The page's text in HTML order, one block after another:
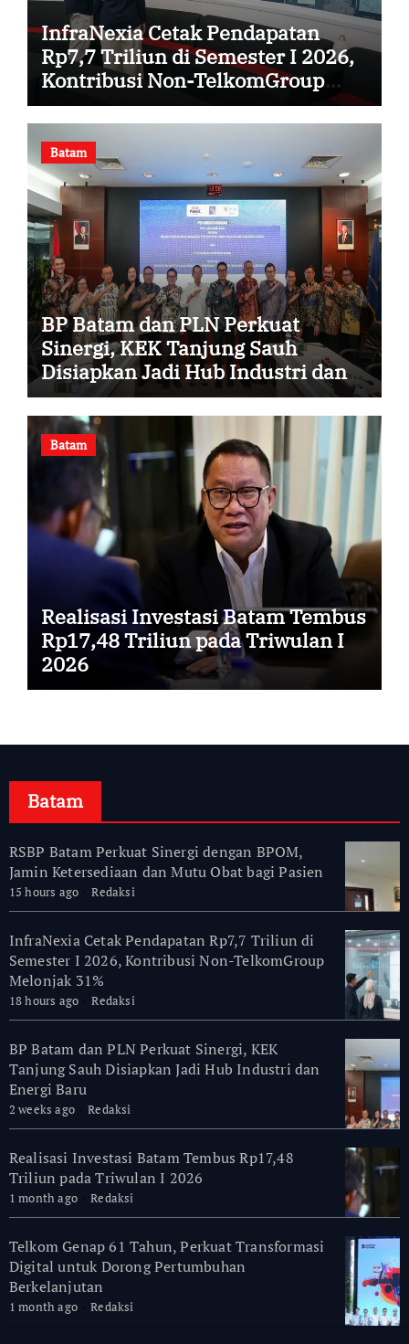
InfraNexia Cetak Pendapatan
Rp7,7 Triliun di Semester I 2026,
Kontribusi Non-TelkomGroup
Melonjak 31%
Batam
BP Batam dan PLN Perkuat
Sinergi, KEK Tanjung Sauh
Disiapkan Jadi Hub Industri dan
Energi Baru
Batam
Realisasi Investasi Batam Tembus
Rp17,48 Triliun pada Triwulan I
2026
Batam
RSBP Batam Perkuat Sinergi dengan BPOM,
Jamin Ketersediaan dan Mutu Obat bagi Pasien
15 hours ago Redaksi
InfraNexia Cetak Pendapatan Rp7,7 Triliun di
Semester I 2026, Kontribusi Non-TelkomGroup
Melonjak 31%
18 hours ago Redaksi
BP Batam dan PLN Perkuat Sinergi, KEK
Tanjung Sauh Disiapkan Jadi Hub Industri dan
Energi Baru
2 weeks ago Redaksi
Realisasi Investasi Batam Tembus Rp17,48
Triliun pada Triwulan I 2026
1 month ago Redaksi
Telkom Genap 61 Tahun, Perkuat Transformasi
Digital untuk Dorong Pertumbuhan
Berkelanjutan
1 month ago Redaksi